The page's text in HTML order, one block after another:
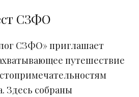
СЗФО
СЗФО» приглашает
путешествие
Здесь собраны